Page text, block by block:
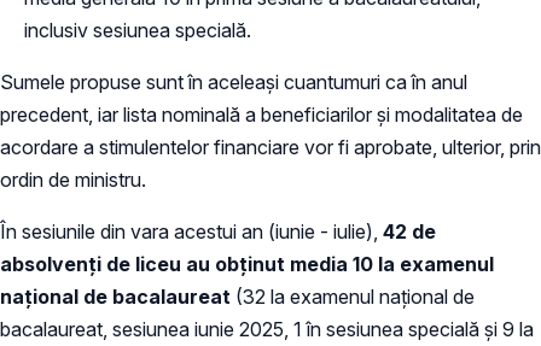
inclusiv sesiunea specială.
Sumele propuse sunt în aceleași cuantumuri ca în anul
precedent, iar lista nominală a beneficiarilor și modalitatea de
acordare a stimulentelor financiare vor fi aprobate, ulterior, prin
ordin de ministru.
În sesiunile din vara acestui an (iunie - iulie), 42 de
absolvenți de liceu au obținut media 10 la examenul
național de bacalaureat (32 la examenul național de
bacalaureat, sesiunea iunie 2025, 1 în sesiunea specială și 9 la